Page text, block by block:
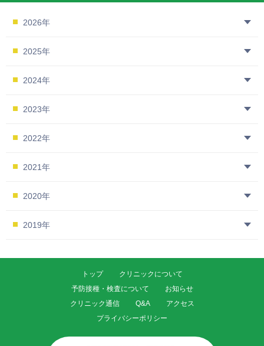
2026年
2025年
2024年
2023年
2022年
2021年
2020年
2019年
トップ
クリニックについて
予防接種・検査について
お知らせ
クリニック通信
Q&A
アクセス
プライバシーポリシー